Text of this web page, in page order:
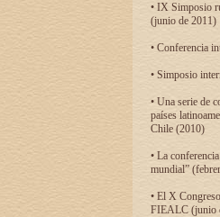
• IX Simposio
(junio de 2011)
• Conferencia
• Simposio
• Una serie de
países
Chile (2010)
• La
mundial”
• El X
FIEALC (junio